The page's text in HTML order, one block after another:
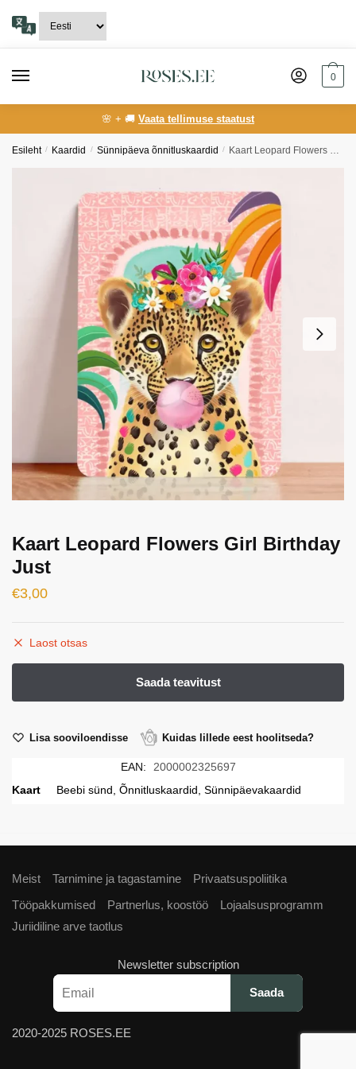
navigation
content
0
🌸 + 🚚 Vaata tellimuse staatust
Esileht / Kaardid / Sünnipäeva õnnitluskaardid / Kaart Leopard Flowers Girl Birthday Just
Kaart Leopard Flowers Girl Birthday
Just
€3,00
Laost otsas
Lisa sooviloendisse Kuidas lillede eest hoolitseda?
EAN:
2000002325697
Kaart
Beebi sünd, Õnnitluskaardid, Sünnipäevakaardid
Meist Tarnimine ja tagastamine
Privaatsuspoliitika
Tööpakkumised
Partnerlus, koostöö
Lojaalsusprogramm
Juriidiline arve taotlus
Newsletter subscription
2020-2025 ROSES.EE